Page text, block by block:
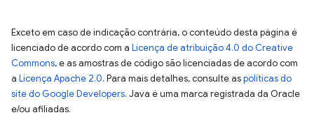
Exceto em caso de indicação contrária, o conteúdo desta página é
licenciado de acordo com a Licença de atribuição 4.0 do Creative
Commons, e as amostras de código são licenciadas de acordo com
a Licença Apache 2.0. Para mais detalhes, consulte aspolíticas do
site do Google Developers. Java é uma marca registrada da Oracle
e/ou afiliadas.